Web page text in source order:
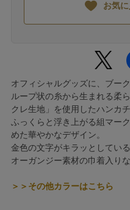
お気
オフィシャルグッズに、ブー
ループ状の糸から生まれる柔
クレ生地」を使用したハンカチ
ふっくらと浮き上がる組マー
めた華やかなデザイン。
金色の文字がキラッとしてい
オーガンジー素材の巾着入り
＞＞その他カラーはこちら